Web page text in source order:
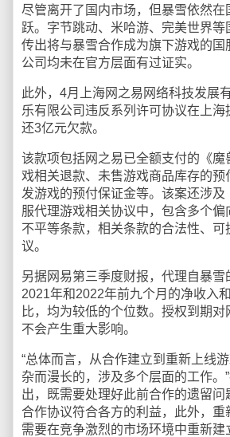
尽管离开了国内市场，但暴雪依然在
跃。字节跳动、米哈游、完美世界等
传出将与暴雪合作成为旗下游戏的国
公司均未在官方层面有过证实。
此外，4月上海网之易网络科技发展
乐有限公司违反系列许可协议在上海
还3亿元欠款。
该款项包括网之易已全额支付的《魔
戏相关退款、未售游戏商品库存的预
发游戏的预付保证金等。该案还涉及
服代理游戏相关协议中，包含多个偏
不平等条款，相关条款的合法性、可
议。
另据网易第三季度财报，代理自暴雪
2021年和2022年前九个月的净收入
比，均为较低的个位数。授权到期
不会产生重大影响。
“总体而言，从合作建立到重新上线
杂而漫长的，涉及多个层面的工作。
出，既需要处理好此前合作的遗留问
合作协议符合各方的利益，此外，重
需要在竞争激烈的市场环境中重新建